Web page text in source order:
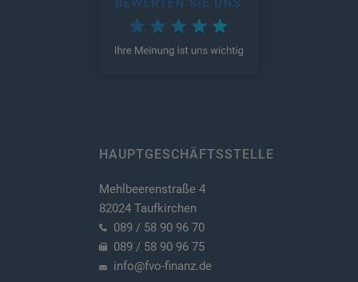
HAUPTGESCHÄFTSSTELLE
Mehlbeerenstraße 4
82024 Taufkirchen
089 / 58 90 96 70
089 / 58 90 96 75
info@fvo-finanz.de